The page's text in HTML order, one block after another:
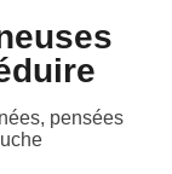
pensées